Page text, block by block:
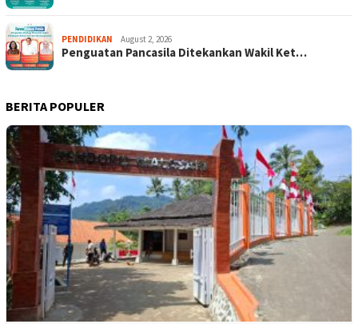
PENDIDIKAN August 2, 2026
Penguatan Pancasila Ditekankan Wakil Ket…
BERITA POPULER